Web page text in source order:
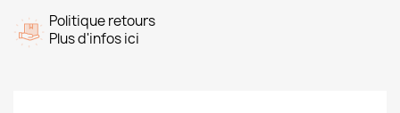
Politique retours
Plus d'infos ici